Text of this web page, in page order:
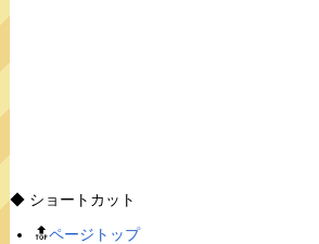
◆ ショートカット
🔝ページトップ